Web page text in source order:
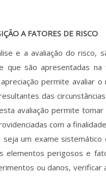
A FATORES DE RISCO
e a avaliação do risco,
que são apresentadas
permite avaliar
das
avaliação permite
com a
um exame
elementos perigosos e
ou danos, verificar